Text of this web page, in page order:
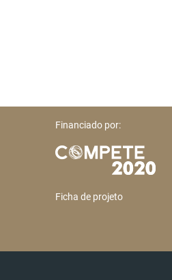
Financiado por:
Ficha de projeto